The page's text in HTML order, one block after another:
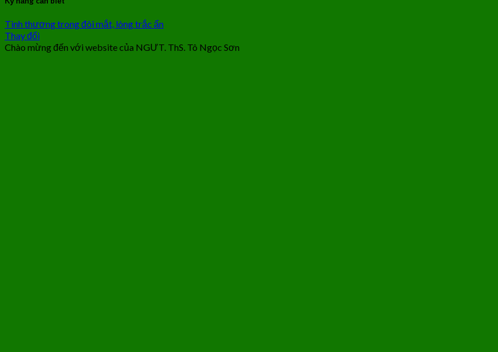
Tình thương trong đôi mắt, lòng trắc ẩn
Thay đổi
Chào mừng đến với website của NGƯT. ThS. Tô Ngọc Sơn